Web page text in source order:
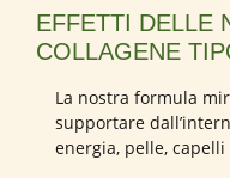
EFFETTI DELLE
COLLAGENE
La nostra formula
supportare
energia, pelle,